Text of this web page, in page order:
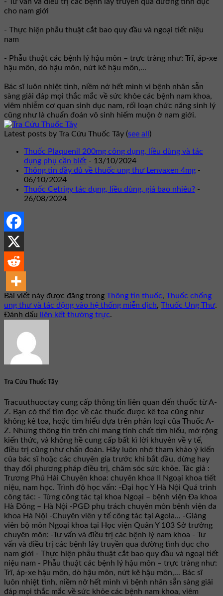
cho nam giới
- Thực hiện phẫu thuật cắt bao quy đầu và ngoại tiết niệu
nam
- Phẫu thuật các bệnh lý hậu môn – trực tràng như: Trĩ, áp-xe
hậu môn, dò hậu môn, nứt kẽ hậu môn,...
Bác sĩ luôn nhiệt tình, niềm nở hết mình vì bệnh nhân sẵn
sàng giải đáp mọi thắc mắc về sức khỏe các bệnh nam khoa,
viêm nhiễm cơ quan sinh dục nam, rối loạn chức năng sinh lý
cũng như là chuẩn đoán vô sinh hiếm muộn ở nam giới.
Latest posts by Tra Cứu Thuốc Tây (see all )
Thuốc Plaquenil 200mg công dụng, liều dùng và tác
dụng phụ cần biết - 13/10/2024
Thông tin đầy đủ về thuốc ung thư Lenvaxen 4mg -
06/10/2024
Thuốc Cetrigy tác dụng, liều dùng, giá bao nhiêu? -
26/08/2024
Bài viết này được đăng trong Thông tin thuốc, Thuốc chống
ung thư và tác động vào hệ thống miễn dịch, Thuốc Ung Thư.
Đánh dấu
liên kết thường trực.
Tra Cứu Thuốc Tây
Tracuuthuoctay cung cấp thông tin liên quan đến thuốc từ A-
Z. Bạn có thể tìm đọc về các thuốc được kê toa cũng như
không kê toa, hoặc tìm hiểu dựa trên phân loại của Thuốc A-
Z. Những thông tin trên chỉ mang tính chất tìm hiểu, mở rộng
kiến thức, và không hề cung cấp bất kì lời khuyên về y tế,
điều trị cũng như chẩn đoán. Hãy luôn nhớ tham khảo ý kiến
của bác sĩ hoặc các chuyên gia trước khi bắt đầu, dừng hay
thay đổi phương pháp điều trị, chăm sóc sức khỏe. Tác giả :
Trương Phú Hải Chuyên khoa: chuyên khoa II Ngoại khoa tiết
niệu, nam học. Trình độ học vấn: -Đại học Y Hà Nội Quá trình
công tác: - Từng công tác tại khoa Ngoại – bệnh viện Đa khoa
Hà Đông – Hà Nội -PGĐ phụ trách chuyên môn bệnh viện đa
khoa Hà Nội -Chuyên viên y tế công tác tại Agola... -Giảng
viên bộ môn Ngoại khoa tại Học viện Quân Y 103 Sở trưởng
chuyên môn: -Tư vấn và điều trị các bệnh lý nam khoa - Tư
vấn và điều trị các bệnh lây truyền qua đường tình dục cho
nam giới - Thực hiện phẫu thuật cắt bao quy đầu và ngoại tiết
niệu nam - Phẫu thuật các bệnh lý hậu môn – trực tràng như:
Trĩ, áp-xe hậu môn, dò hậu môn, nứt kẽ hậu môn,... Bác sĩ
luôn nhiệt tình, niềm nở hết mình vì bệnh nhân sẵn sàng giải
đáp mọi thắc mắc về sức khỏe các bệnh nam khoa, viêm